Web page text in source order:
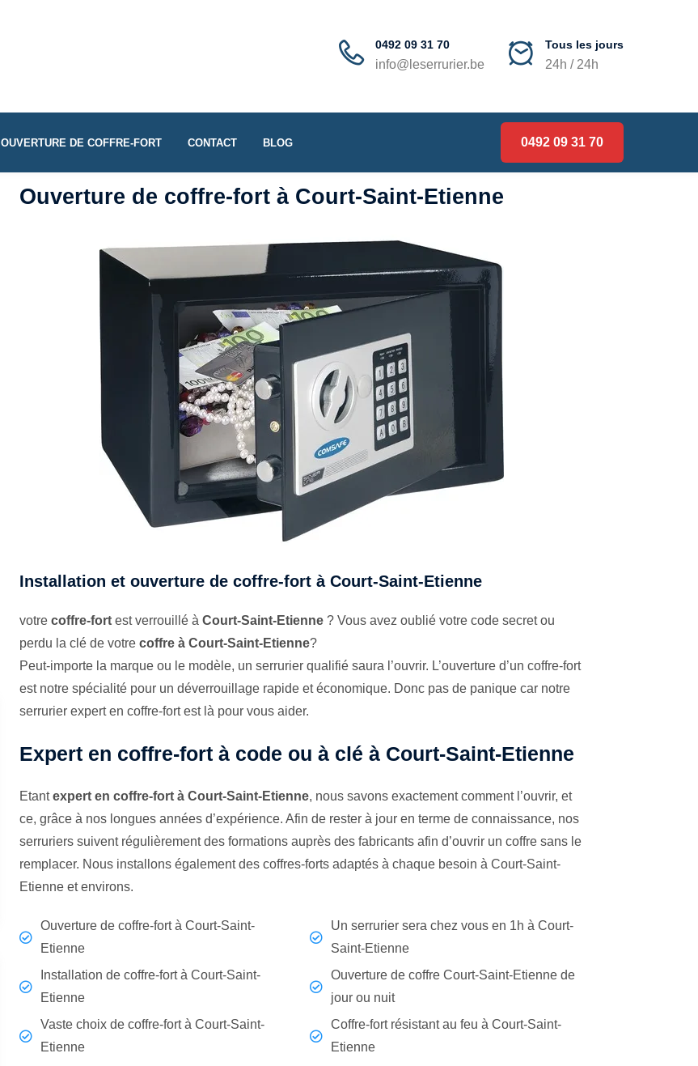
0492 09 31 70
info@leserrurier.be
Tous les jours
24h / 24h
OUVERTURE DE COFFRE-FORT CONTACT BLOG 0492 09 31 70
Ouverture de coffre-fort à Court-Saint-Etienne
Installation et ouverture de coffre-fort à Court-Saint-Etienne
votrecoffre-fort est verrouillé àCourt-Saint-Etienne ? Vous avez oublié votre code secret ou
perdu la clé de votrecoffre à Court-Saint-Etienne?
Peut-importe la marque ou le modèle, un serrurier qualifié saura l’ouvrir. L’ouverture d’un coffre-fort
est notre spécialité pour un déverrouillage rapide et économique. Donc pas de panique car notre
serrurier expert en coffre-fort est là pour vous aider.
Expert en coffre-fort à code ou à clé à Court-Saint-Etienne
Etantexpert en coffre-fort à Court-Saint-Etienne, nous savons exactement comment l’ouvrir, et
ce, grâce à nos longues années d’expérience. Afin de rester à jour en terme de connaissance, nos
serruriers suivent régulièrement des formations auprès des fabricants afin d’ouvrir un coffre sans le
remplacer. Nous installons également des coffres-forts adaptés à chaque besoin à Court-Saint-
Etienne et environs.
Ouverture de coffre-fort à Court-Saint-
Etienne
Installation de coffre-fort à Court-Saint-
Etienne
Vaste choix de coffre-fort à Court-Saint-
Etienne
Un serrurier sera chez vous en 1h à Court-
Saint-Etienne
Ouverture de coffre Court-Saint-Etienne de
jour ou nuit
Coffre-fort résistant au feu à Court-Saint-
Etienne